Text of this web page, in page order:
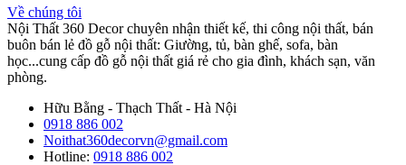
Về chúng tôi
Nội Thất 360 Decor chuyên nhận thiết kế, thi công nội thất, bán
buôn bán lẻ đồ gỗ nội thất: Giường, tủ, bàn ghế, sofa, bàn
học...cung cấp đồ gỗ nội thất giá rẻ cho gia đình, khách sạn, văn
phòng.
Hữu Bằng - Thạch Thất - Hà Nội
0918 886 002
Noithat360decorvn@gmail.com
Hotline: 0918 886 002